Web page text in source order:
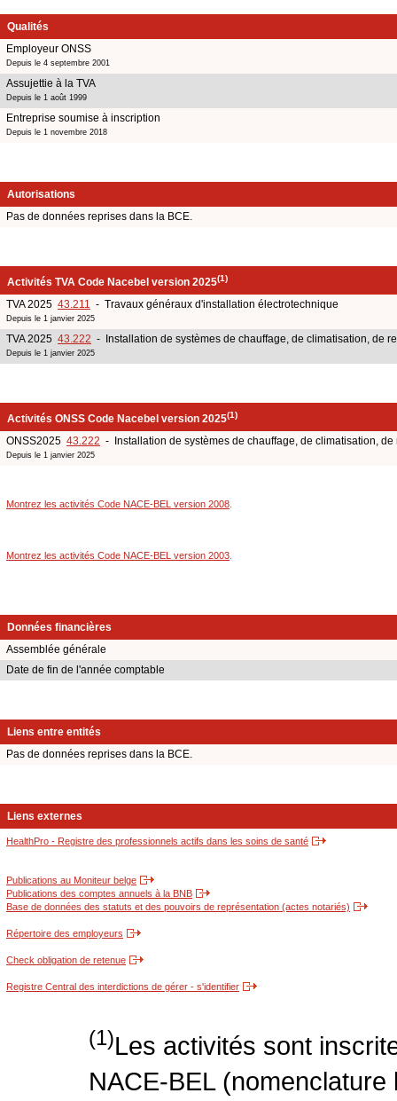
Qualités
Employeur ONSS
Depuis le 4 septembre 2001
Assujettie à la TVA
Depuis le 1 août 1999
Entreprise soumise à inscription
Depuis le 1 novembre 2018
Autorisations
Pas de données reprises dans la BCE.
Activités TVA Code Nacebel version 2025(1)
TVA 2025 43.211 - Travaux généraux d'installation électrotechnique
Depuis le 1 janvier 2025
TVA 2025 43.222 - Installation de systèmes de chauffage, de climatisation, de
Depuis le 1 janvier 2025
Activités ONSS Code Nacebel version 2025(1)
ONSS2025 43.222 - Installation de systèmes de chauffage, de climatisation,
Depuis le 1 janvier 2025
Montrez les activités Code NACE-BEL version 2008
Montrez les activités Code NACE-BEL version 2003
Données financières
Assemblée générale
Date de fin de l'année comptable
Liens entre entités
Pas de données reprises dans la BCE.
Liens externes
HealthPro - Registre des professionnels actifs dans les soins de santé
Publications au Moniteur belge
Publications des comptes annuels à la BNB
Base de données des statuts et des pouvoirs de représentation (actes notariés)
Répertoire des employeurs
Check obligation de retenue
Registre Central des interdictions de gérer - s'identifier
(1)Les activités sont
NACE-BEL